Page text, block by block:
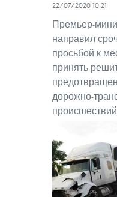
22/07/2020 10:21
Премьер-
направил
просьбой к
принять
дорожно-